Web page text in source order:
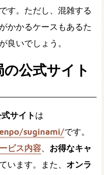
す。ただし、混雑する
かかるケースもあるた
良いでしょう。
公式サイト
サイトは
suginami/です。
ビス内容、 お得なキャ
います。また、 オンラ